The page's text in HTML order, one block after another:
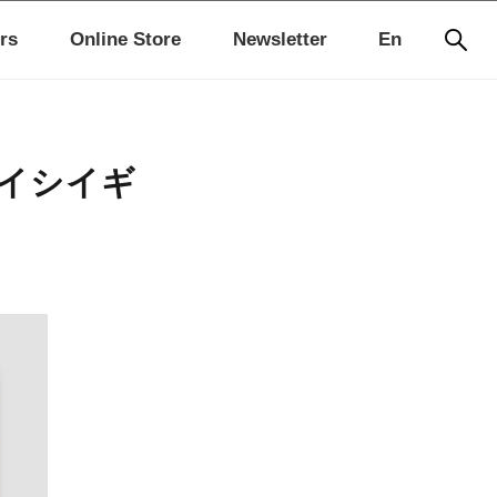
En
Online Store Newsletter
シイギ